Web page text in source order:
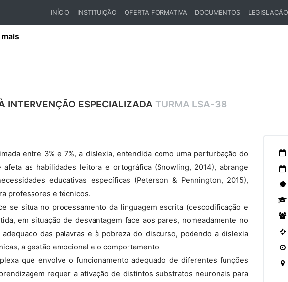
INÍCIO
INSTITUIÇÃO OFERTA FORMATIVA DOCUMENTOS LEGISLAÇÃO
mais
INTERVENÇÃO ESPECIALIZADA TURMA LSA-38
entre 3% e 7%, a dislexia, entendida como uma perturbação do
as habilidades leitora e ortográfica (Snowling, 2014), abrange
educativas específicas (Peterson & Pennington, 2015),
professores e técnicos.
se situa no processamento da linguagem escrita (descodificação e
em situação de desvantagem face aos pares, nomeadamente no
das palavras e à pobreza do discurso, podendo a dislexia
a gestão emocional e o comportamento.
que envolve o funcionamento adequado de diferentes funções
requer a ativação de distintos substratos neuronais para